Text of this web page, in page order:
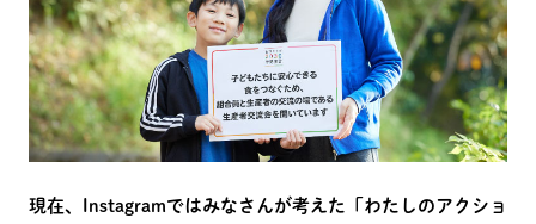
現在、Instagramではみなさんが考えた「わたしのアクショ